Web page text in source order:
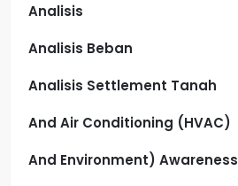
Analisis
Analisis Beban
Analisis Settlement Tanah
And Air Conditioning (HVAC)
And Environment) Awareness